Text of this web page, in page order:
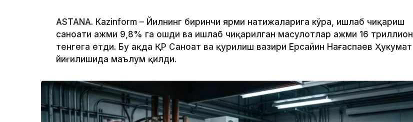
ASTANА. Кazinform – Йилнинг биринчи ярми натижаларига кўра, ишлаб чиқариш
саноати ҳажми 9,8% га ошди ва ишлаб чиқарилган маҳсулотлар ҳажми 16 триллион
тенгега етди. Бу ҳақда ҚР Саноат ва қурилиш вазири Ерсайин Нағаспаев Ҳукумат
йиғилишида маълум қилди.